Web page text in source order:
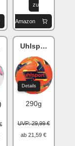
zu
Amazon
Uhlsport Ulta-
Details
290g
UVP: 29,99 €
ab 21,59 €